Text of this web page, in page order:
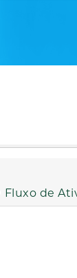
Fluxo de